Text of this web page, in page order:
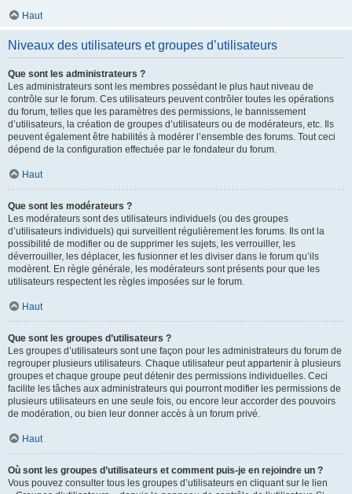
Haut
Niveaux des utilisateurs et groupes d’utilisateurs
Que sont les administrateurs ?
Les administrateurs sont les membres possédant le plus haut niveau de
contrôle sur le forum. Ces utilisateurs peuvent contrôler toutes les opérations
du forum, telles que les paramètres des permissions, le bannissement
d’utilisateurs, la création de groupes d’utilisateurs ou de modérateurs, etc. Ils
peuvent également être habilités à modérer l’ensemble des forums. Tout ceci
dépend de la configuration effectuée par le fondateur du forum.
Haut
Que sont les modérateurs ?
Les modérateurs sont des utilisateurs individuels (ou des groupes
d’utilisateurs individuels) qui surveillent régulièrement les forums. Ils ont la
possibilité de modifier ou de supprimer les sujets, les verrouiller, les
déverrouiller, les déplacer, les fusionner et les diviser dans le forum qu’ils
modèrent. En règle générale, les modérateurs sont présents pour que les
utilisateurs respectent les règles imposées sur le forum.
Haut
Que sont les groupes d’utilisateurs ?
Les groupes d’utilisateurs sont une façon pour les administrateurs du forum de
regrouper plusieurs utilisateurs. Chaque utilisateur peut appartenir à plusieurs
groupes et chaque groupe peut détenir des permissions individuelles. Ceci
facilite les tâches aux administrateurs qui pourront modifier les permissions de
plusieurs utilisateurs en une seule fois, ou encore leur accorder des pouvoirs
de modération, ou bien leur donner accès à un forum privé.
Haut
Où sont les groupes d’utilisateurs et comment puis-je en rejoindre un ?
Vous pouvez consulter tous les groupes d’utilisateurs en cliquant sur le lien